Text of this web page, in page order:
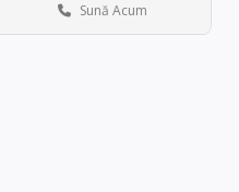
Denver
Sună Acum